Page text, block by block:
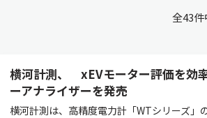
全43件
横河計測、 xEVモーター評価を効
ーアナライザーを発売
横河計測は、高精度電力計「WTシリーズ」